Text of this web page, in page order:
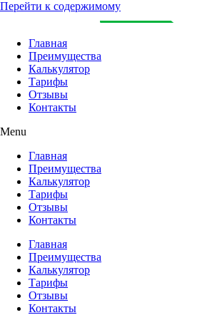
Перейти к содержимому
Главная
Преимущества
Калькулятор
Тарифы
Отзывы
Контакты
Menu
Главная
Преимущества
Калькулятор
Тарифы
Отзывы
Контакты
Главная
Преимущества
Калькулятор
Тарифы
Отзывы
Контакты